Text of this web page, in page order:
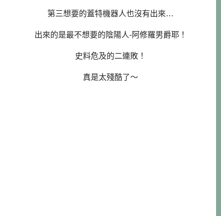
第三想要的蓋特機器人也沒有出來…
出來的是最不想要的陰陽人-阿修羅男爵耶！
史料危及的二連敗！
真是太殘酷了～